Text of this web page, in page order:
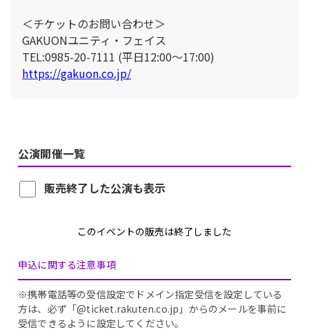
＜チケットのお問い合わせ＞
GAKUONユニティ・フェイス
TEL:0985-20-7111 (平日12:00～17:00)
https://gakuon.co.jp/
販売終了した公演も表示
公演開催一覧
このイベントの販売は終了しました
申込に関する注意事項
※携帯電話等の受信設定でドメイン指定受信を設定している
方は、必ず「@ticket.rakuten.co.jp」からのメールを事前に
受信できるように設定してください。